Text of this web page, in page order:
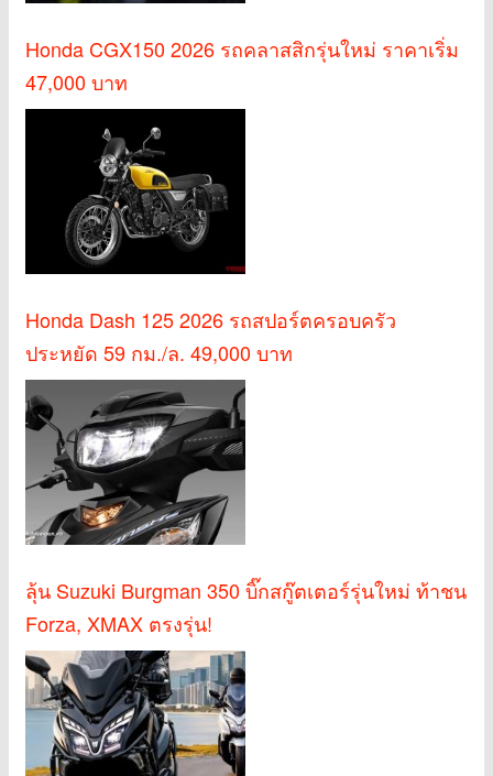
Honda CGX150 2026 รถคลาสสิกรุ่นใหม่ ราคาเริ่ม
47,000 บาท
Honda Dash 125 2026 รถสปอร์ตครอบครัว
ประหยัด 59 กม./ล. 49,000 บาท
ลุ้น Suzuki Burgman 350 บิ๊กสกู๊ตเตอร์รุ่นใหม่ ท้าชน
Forza, XMAX ตรงรุ่น!